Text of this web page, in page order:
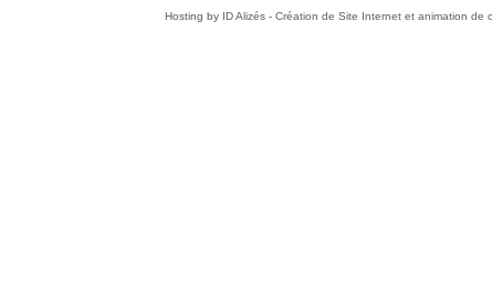
Hosting by ID Alizés - Création de Site Internet et animation de